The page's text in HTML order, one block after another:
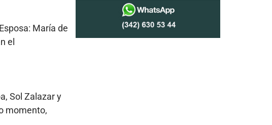
María de
el
Sol Zalazar y
momento,